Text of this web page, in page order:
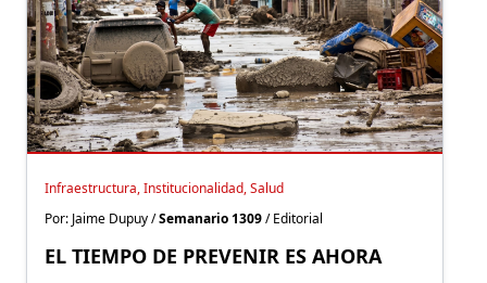
Infraestructura, Institucionalidad, Salud
Por: Jaime Dupuy /Semanario 1309/ Editorial
EL TIEMPO DE PREVENIR ES AHORA